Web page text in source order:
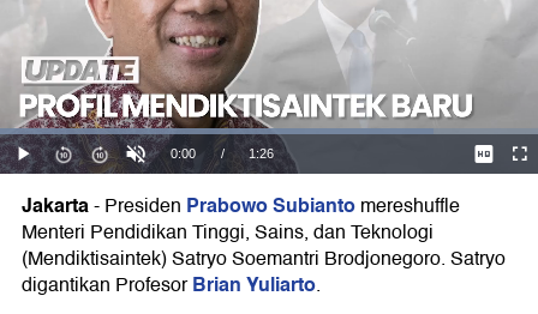
Jakarta-Presiden Prabowo Subiantomereshuffle
Menteri Pendidikan Tinggi, Sains, dan Teknologi
(Mendiktisaintek) Satryo Soemantri Brodjonegoro. Satryo
digantikan ProfesorBrian Yuliarto.